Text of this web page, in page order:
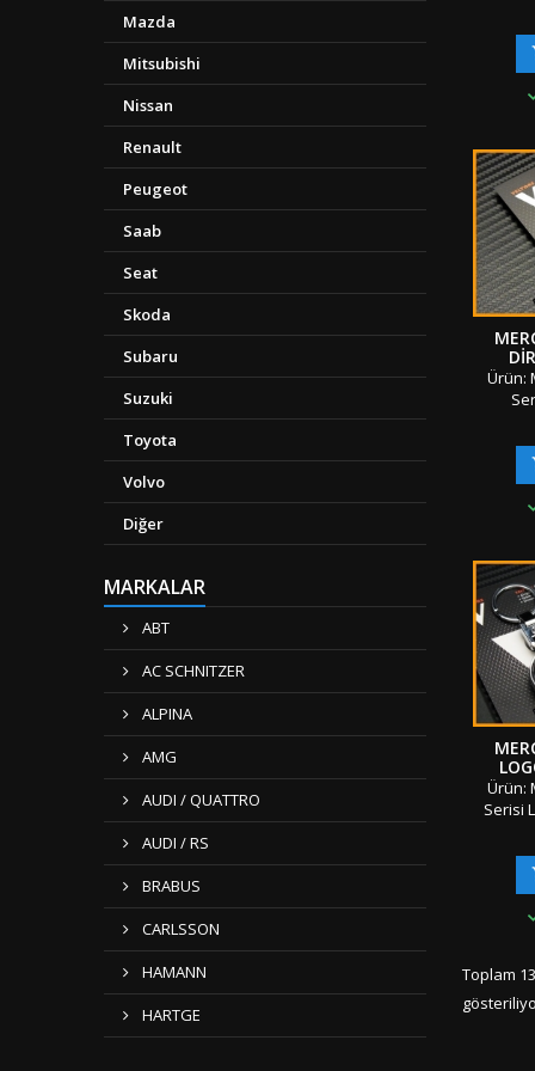
Mazda
Mitsubishi
Nissan
Renault
Peugeot
Saab
Seat
Skoda
Subaru
Suzuki
Toyota
Volvo
Diğer
MARKALAR
ABT
AC SCHNITZER
ALPINA
AMG
AUDI / QUATTRO
AUDI / RS
BRABUS
CARLSSON
HAMANN
HARTGE
Tek
/
&amp;
""
Ürün:
Çift
Tüm
&amp;
""
Ürün:
Serisi
&amp;
Toplam